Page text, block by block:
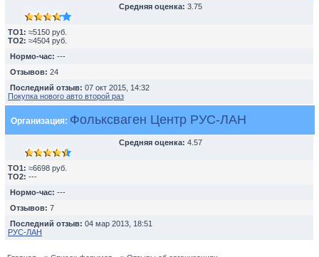
Средняя оценка: 3.75
TO1: ≈5150 руб.
TO2: ≈4504 руб.
Нормо-час: ---
Отзывов: 24
Последний отзыв: 07 окт 2015, 14:32
Покупка нового авто второй раз
Организация: Фольксваген Центр РУС-ЛАН
Средняя оценка: 4.57
TO1: ≈6698 руб.
TO2: ---
Нормо-час: ---
Отзывов: 7
Последний отзыв: 04 мар 2013, 18:51
РУС-ЛАН